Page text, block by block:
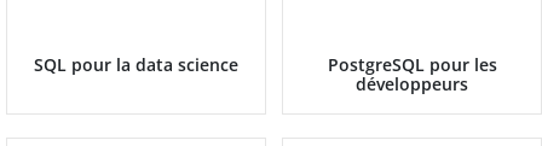
SQL pour la data science
PostgreSQL pour les
développeurs